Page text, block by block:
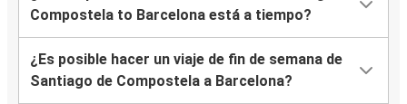
Compostela to Barcelona está a tiempo?
¿Es posible hacer un viaje de fin de semana de
Santiago de Compostela a Barcelona?